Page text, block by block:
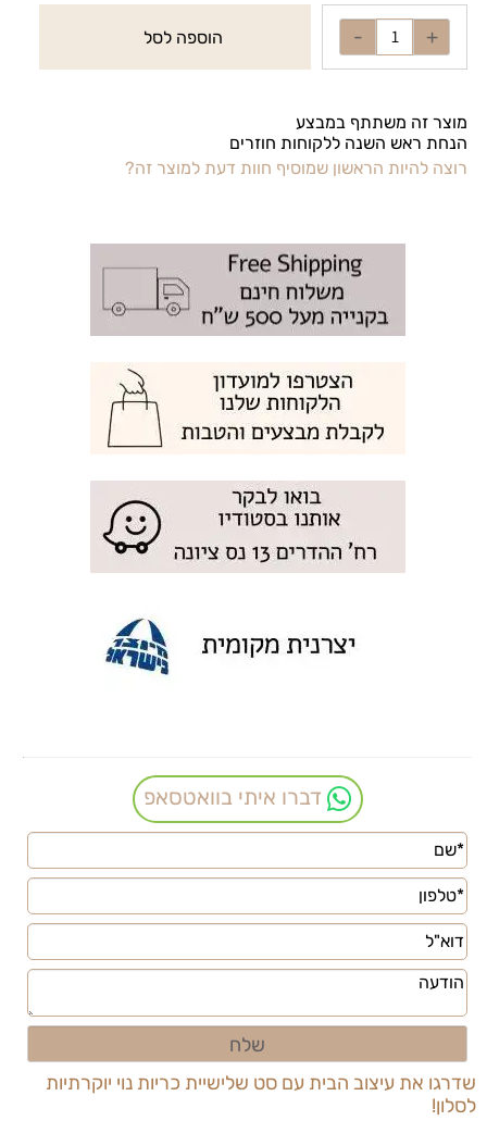
הוספה לסל
מוצר זה משתתף במבצע
הנחת ראש השנה ללקוחות חוזרים
רוצה להיות הראשון שמוסיף חוות דעת למוצר זה?
דברו איתי בוואטסאפ
שדרגו את עיצוב הבית עם סט שלישיית כריות נוי יוקרתיות
לסלון!